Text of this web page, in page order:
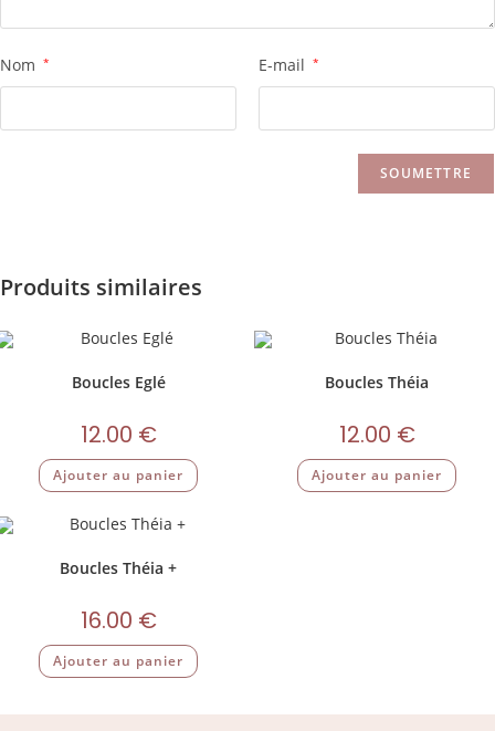
Nom * E-mail *
Produits similaires
Boucles Eglé
12.00 €
Ajouter au panier
Boucles Théia
12.00 €
Ajouter au panier
Boucles Théia +
16.00 €
Ajouter au panier